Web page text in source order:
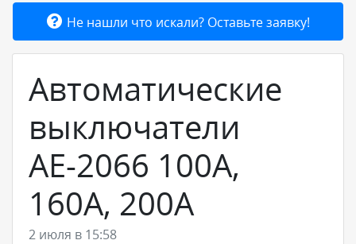
Добавить товар или услугу
Не нашли что искали? Оставьте заявку!
Автоматические
выключатели
АЕ-2066 100А,
160А, 200А
2 июля в 15:58